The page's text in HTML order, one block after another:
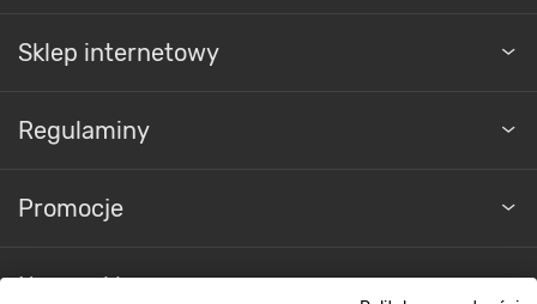
Sklep internetowy
Regulaminy
Promocje
Nasze sklepy